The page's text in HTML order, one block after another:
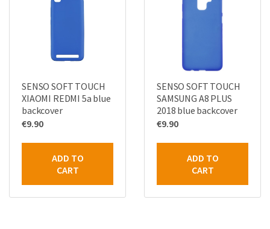
SENSO SOFT TOUCH
XIAOMI REDMI 5a blue
backcover
€9.90
ADD TO
CART
SENSO SOFT TOUCH
SAMSUNG A8 PLUS
2018 blue backcover
€9.90
ADD TO
CART